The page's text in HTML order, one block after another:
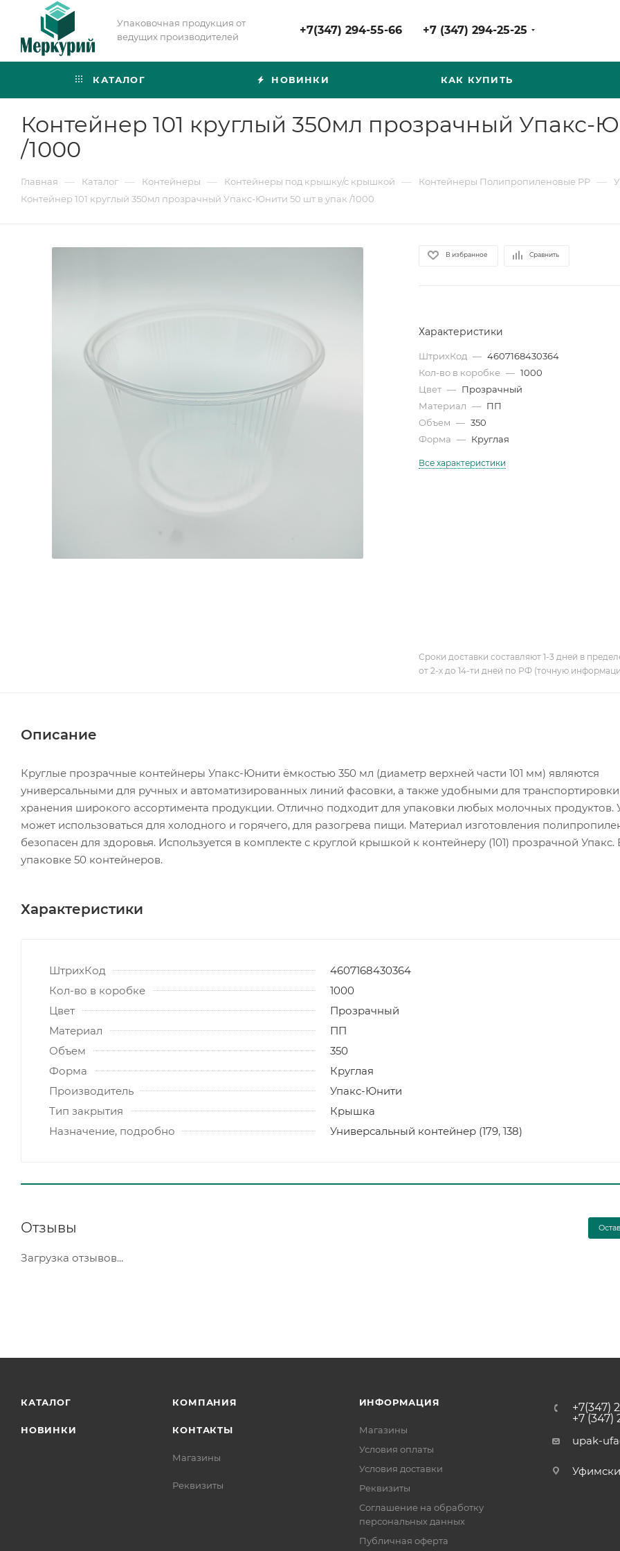
Упаковочная продукция от
ведущих производителей
+7(347) 294-55-66 +7 (347) 294-25-25
КАТАЛОГ НОВИНКИ КАК КУПИТЬ
Контейнер 101 круглый 350мл прозрачный Упакс-
/1000
Главная — Каталог — Контейнеры — Контейнеры под крышку/с крышкой — Контейнеры Полипропиленовые PP —
Контейнер 101 круглый 350мл прозрачный Упакс-Юнити 50 шт в упак /1000
В избранное Сравнить
Характеристики
ШтрихКод — 4607168430364
Кол-во в коробке — 1000
Цвет — Прозрачный
Материал — ПП
Объем — 350
Форма — Круглая
Все характеристики
Сроки доставки составляют 1-3 дней в
от 2-х до 14-ти дней по РФ (точную
Описание
Круглые прозрачные контейнеры Упакс-Юнити ёмкостью 350 мл (диаметр верхней части 101 мм) являются
универсальными для ручных и автоматизированных линий фасовки, а также удобными для
хранения широкого ассортимента продукции. Отлично подходит для упаковки любых молочных продуктов.
может использоваться для холодного и горячего, для разогрева пищи. Материал изготовления
безопасен для здоровья. Используется в комплекте с круглой крышкой к контейнеру (101) прозрачной Упакс.
упаковке 50 контейнеров.
Характеристики
ШтрихКод
4607168430364
Кол-во в коробке
1000
Цвет
Прозрачный
Материал
ПП
Объем
350
Форма
Круглая
Производитель
Упакс-Юнити
Тип закрытия
Крышка
Назначение, подробно
Универсальный контейнер (179, 138)
Отзывы
Загрузка отзывов...
КАТАЛОГ
НОВИНКИ
КОМПАНИЯ
КОНТАКТЫ
Магазины
Реквизиты
ИНФОРМАЦИЯ
Магазины
Условия оплаты
Условия доставки
Реквизиты
Соглашение на обработку
персональных данных
Публичная оферта
+7(347)
+7 (347)
upak-